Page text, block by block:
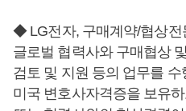
◆ LG전자, 구매계약/협상전
글로벌 협력사와 구매협상
검토 및 지원 등의 업무를
미국 변호사자격증을 보유